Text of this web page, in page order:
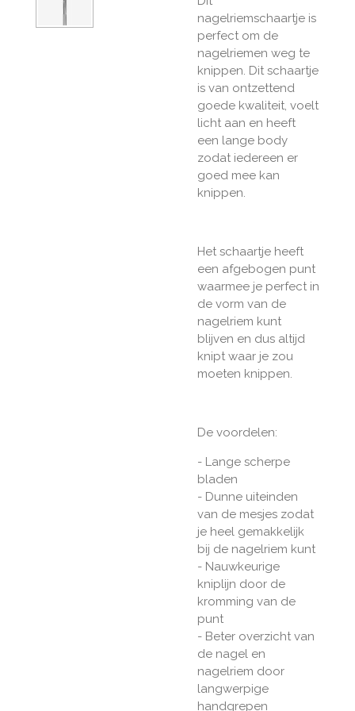
nagelriemschaartje is
perfect om de
nagelriemen weg te
knippen. Dit schaartje
is van ontzettend
goede kwaliteit, voelt
licht aan en heeft
een lange body
zodat iedereen er
goed mee kan
knippen.
Het schaartje heeft
een afgebogen punt
waarmee je perfect in
de vorm van de
nagelriem kunt
blijven en dus altijd
knipt waar je zou
moeten knippen.
De voordelen:
- Lange scherpe
bladen
- Dunne uiteinden
van de mesjes zodat
je heel gemakkelijk
bij de nagelriem kunt
- Nauwkeurige
kniplijn door de
kromming van de
punt
- Beter overzicht van
de nagel en
nagelriem door
langwerpige
handgrepen